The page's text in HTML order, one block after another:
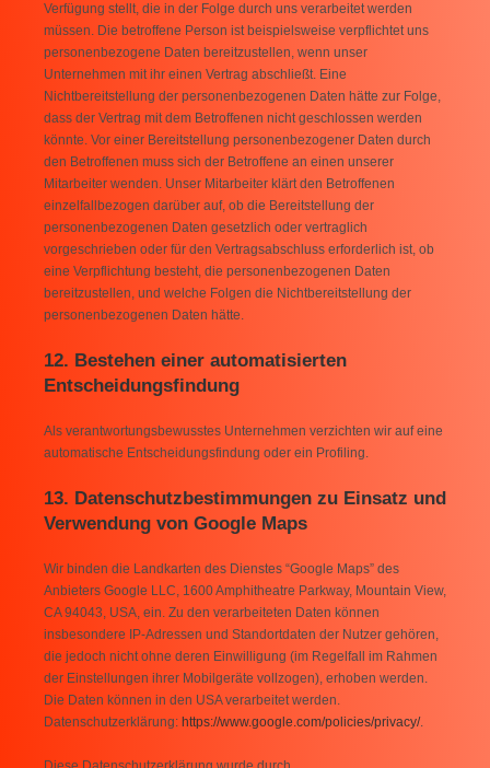
Verfügung stellt, die in der Folge durch uns verarbeitet werden
müssen. Die betroffene Person ist beispielsweise verpflichtet uns
personenbezogene Daten bereitzustellen, wenn unser
Unternehmen mit ihr einen Vertrag abschließt. Eine
Nichtbereitstellung der personenbezogenen Daten hätte zur Folge,
dass der Vertrag mit dem Betroffenen nicht geschlossen werden
könnte. Vor einer Bereitstellung personenbezogener Daten durch
den Betroffenen muss sich der Betroffene an einen unserer
Mitarbeiter wenden. Unser Mitarbeiter klärt den Betroffenen
einzelfallbezogen darüber auf, ob die Bereitstellung der
personenbezogenen Daten gesetzlich oder vertraglich
vorgeschrieben oder für den Vertragsabschluss erforderlich ist, ob
eine Verpflichtung besteht, die personenbezogenen Daten
bereitzustellen, und welche Folgen die Nichtbereitstellung der
personenbezogenen Daten hätte.
12. Bestehen einer automatisierten
Entscheidungsfindung
Als verantwortungsbewusstes Unternehmen verzichten wir auf eine
automatische Entscheidungsfindung oder ein Profiling.
13. Datenschutzbestimmungen zu Einsatz und
Verwendung von Google Maps
Wir binden die Landkarten des Dienstes “Google Maps” des
Anbieters Google LLC, 1600 Amphitheatre Parkway, Mountain View,
CA 94043, USA, ein. Zu den verarbeiteten Daten können
insbesondere IP-Adressen und Standortdaten der Nutzer gehören,
die jedoch nicht ohne deren Einwilligung (im Regelfall im Rahmen
der Einstellungen ihrer Mobilgeräte vollzogen), erhoben werden.
Die Daten können in den USA verarbeitet werden.
Datenschutzerklärung: https://www.google.com/policies/privacy/.